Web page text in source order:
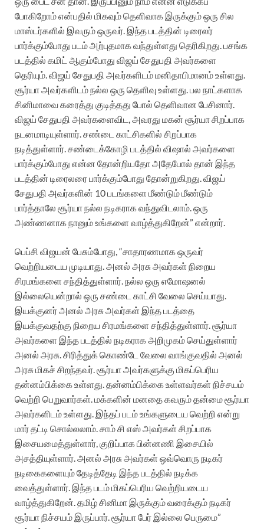
போகிறோம் என்பதில் மிகவும் தெளிவாக இருக்கும் ஒரு சில
மாஸ்டர்களில் இவரும் ஒருவர். இந்த படத்தின் டிரைலர்
பார்க்கும்போது படம் அற்புதமாக வந்துள்ளது தெரிகிறது. பசங்க
படத்தில் கமிட் ஆகும்போது விஜய் சேதுபதி அவர்களை
தெரியும். விஜய் சேதுபதி அவர்களிடம் மனிதாபிமானம் உள்ளது.
சூர்யா அவர்களிடம் நல்ல ஒரு தெளிவு உள்ளது. பல நாட்களாக
சினிமாவை கரைத்து குடித்தது போல் தெளிவான பேசினார்.
விஜய் சேதுபதி அவர்களைவிட, அவரது மகன் சூர்யா சிறப்பாக
நடனமாடியுள்ளார். சண்டை காட்சிகளில் சிறப்பாக
நடித்துள்ளார். சண்டைக்கோழி படத்தில் விஷால் அவர்களை
பார்க்கும்போது என்ன தோன்றியதோ அதேபோல் தான் இந்த
படத்தின் டிரைலரை பார்க்கும்போது தோன்றுகிறது. விஜய்
சேதுபதி அவர்களின் 10 படங்களை மீண்டும் மீண்டும்
பார்த்தாலே சூர்யா நல்ல நடிகராக வந்துவிடலாம். ஒரு
அண்ணனாக நானும் உங்களை வாழ்த்துகிறேன்” என்றார்.
பெப்சி விஜயன் பேசும்போது, “சாதாரணமாக ஒருவர்
வெற்றியடைய முடியாது. அனல் அரசு அவர்கள் நிறைய
சிரமங்களை சந்தித்துள்ளார். நல்ல ஒரு எமோஷனல்
இல்லையென்றால் ஒரு சண்டை காட்சி வேலை செய்யாது.
இயக்குனர் அனல் அரசு அவர்கள் இந்த படத்தை
இயக்குவதற்கு நிறைய சிரமங்களை சந்தித்துள்ளார். சூர்யா
அவர்களை இந்த படத்தில் நடிகராக அறிமுகம் செய்துள்ளார்
அனல் அரசு. சிரித்துக் கொண்டே வேலை வாங்குவதில் அனல்
அரசு மிகச் சிறந்தவர். சூர்யா அவர்களுக்கு மிகப்பெரிய
தன்னம்பிக்கை உள்ளது. தன்னம்பிக்கை உள்ளவர்கள் நிச்சயம்
வெற்றி பெறுவார்கள். மக்களின் மனதை கவரும் தன்மை சூர்யா
அவர்களிடம் உள்ளது. இந்தப் படம் உங்களுடைய வெற்றி என்று
மார் தட்டி சொல்லலாம். சாம் சி எஸ் அவர்கள் சிறப்பாக
இசையமைத்துள்ளார், குறிப்பாக பின்னணி இசையில்
அசத்தியுள்ளார். அனல் அரசு அவர்கள் ஒவ்வொரு நடிகர்
நடிகைகளையும் தேடித்தேடி இந்த படத்தில் நடிக்க
வைத்துள்ளார். இந்த படம் மிகப்பெரிய வெற்றியடைய
வாழ்த்துகிறேன். தமிழ் சினிமா இருக்கும் வரைக்கும் நடிகர்
சூர்யா நிச்சயம் இருப்பார். சூர்யா பேர் இல்லை பெருமை”